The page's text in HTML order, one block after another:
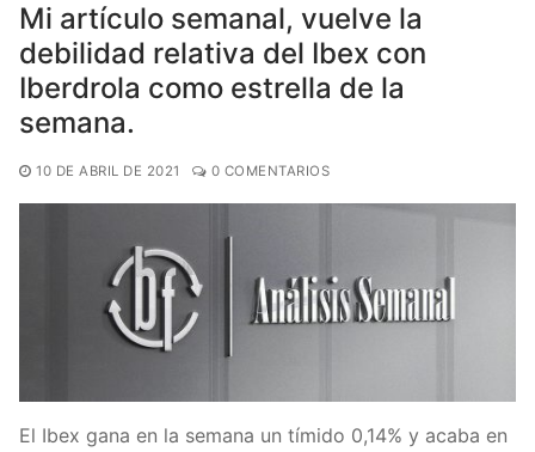
Mi artículo semanal, vuelve la
debilidad relativa del Ibex con
Iberdrola como estrella de la
semana.
10 DE ABRIL DE 2021 0 COMENTARIOS
El Ibex gana en la semana un tímido 0,14% y acaba en